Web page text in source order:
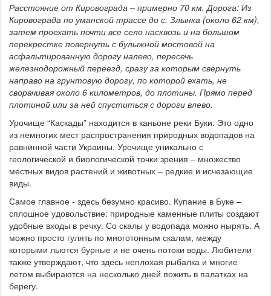
Расстояние от Кировограда – примерно 70 км. Дорога: Из
Кировограда по уманской трассе до с. Злынка (около 62 км),
затем проехать почти все село насквозь и на большом
перекрестке повернуть с булыжной мостовой на
асфальтированную дорогу налево, пересечь
железнодорожный переезд, сразу за которым свернуть
направо на грунтовую дорогу, по которой ехать, не
сворачивая около 6 километров, до плотины. Прямо перед
плотиной или за ней спуститься с дороги влево.
Урочище “Каскады” находится в каньоне реки Буки. Это одно
из немногих мест распространения природных водопадов на
равнинной части Украины. Урочище уникально с
геологической и биологической точки зрения – множество
местных видов растений и животных – редкие и исчезающие
виды.
Самое главное - здесь безумно красиво. Купание в Буке –
сплошное удовольствие: природные каменные плиты создают
удобные входы в речку. Со скалы у водопада можно нырять. А
можно просто гулять по многотонным скалам, между
которыми льются бурные и не очень потоки воды. Любители
также утверждают, что здесь неплохая рыбалка и многие
летом выбираются на несколько дней пожить в палатках на
берегу.